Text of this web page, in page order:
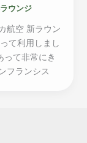
ウンジ
航空 新ラウン
て利用しまし
て非常にき
フランシス